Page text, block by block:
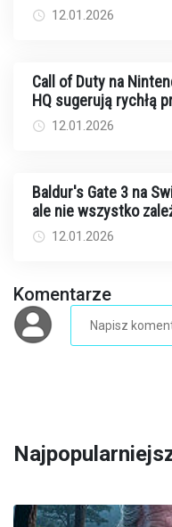
12.01.2026
Call of Duty na
HQ sugerują rychłą
12.01.2026
Baldur's Gate 3 na
ale nie wszystko
12.01.2026
Komentarze